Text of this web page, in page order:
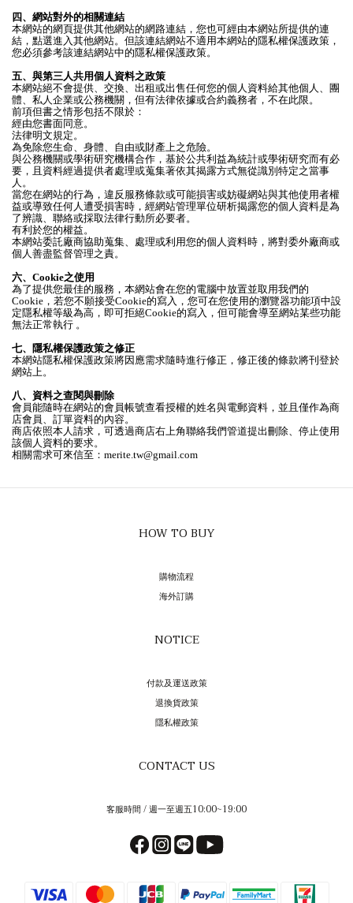
四、網站對外的相關連結
本網站的網頁提供其他網站的網路連結，您也可經由本網站所提供的連
結，點選進入其他網站。但該連結網站不適用本網站的隱私權保護政策，
您必須參考該連結網站中的隱私權保護政策。
五、與第三人共用個人資料之政策
本網站絕不會提供、交換、出租或出售任何您的個人資料給其他個人、團
體、私人企業或公務機關，但有法律依據或合約義務者，不在此限。
前項但書之情形包括不限於：
經由您書面同意。
法律明文規定。
為免除您生命、身體、自由或財產上之危險。
與公務機關或學術研究機構合作，基於公共利益為統計或學術研究而有必
要，且資料經過提供者處理或蒐集著依其揭露方式無從識別特定之當事
人。
當您在網站的行為，違反服務條款或可能損害或妨礙網站與其他使用者權
益或導致任何人遭受損害時，經網站管理單位研析揭露您的個人資料是為
了辨識、聯絡或採取法律行動所必要者。
有利於您的權益。
本網站委託廠商協助蒐集、處理或利用您的個人資料時，將對委外廠商或
個人善盡監督管理之責。
六、Cookie之使用
為了提供您最佳的服務，本網站會在您的電腦中放置並取用我們的
Cookie，若您不願接受Cookie的寫入，您可在您使用的瀏覽器功能項中設
定隱私權等級為高，即可拒絕Cookie的寫入，但可能會導至網站某些功能
無法正常執行 。
七、隱私權保護政策之修正
本網站隱私權保護政策將因應需求隨時進行修正，修正後的條款將刊登於
網站上。
八、資料之查閱與刪除
會員能隨時在網站的會員帳號查看授權的姓名與電郵資料，並且僅作為商
店會員、訂單資料的內容。
商店依照本人請求，可透過商店右上角聯絡我們管道提出刪除、停止使用
該個人資料的要求。
相關需求可來信至：merite.tw@gmail.com
HOW TO BUY
購物流程
海外訂購
NOTICE
付款及運送政策
退換貨政策
隱私權政策
CONTACT US
客服時間 / 週一至週五10:00~19:00